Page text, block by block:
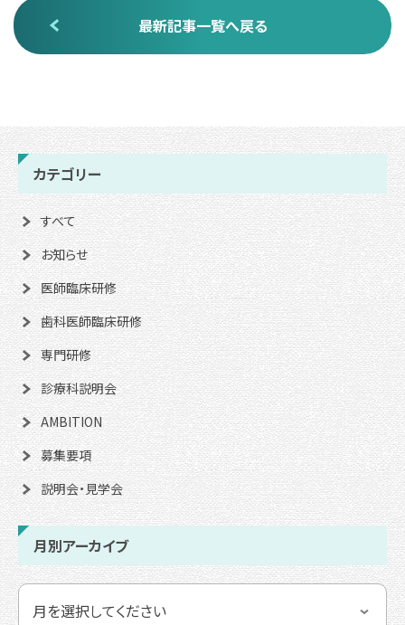
最新記事一覧へ戻る
カテゴリー
すべて
お知らせ
医師臨床研修
歯科医師臨床研修
専門研修
診療科説明会
AMBITION
募集要項
説明会・見学会
月別アーカイブ